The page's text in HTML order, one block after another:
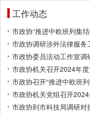
工作动态
市政协“推进中欧班列集
市政协调研涉外法律服务
市政协委员活动工作室调
市政协机关召开2024年
市政协召开“推进中欧班
市政协机关党组召开
市政协到市科技局调研对